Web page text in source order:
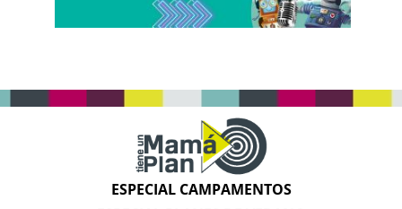
ESPECIAL CAMPAMENTOS